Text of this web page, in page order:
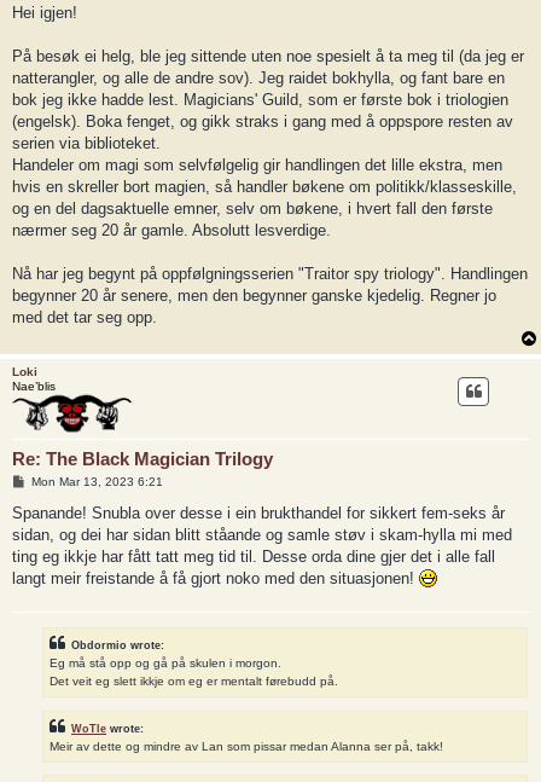
s
Hei igjen!
På besøk ei helg, ble jeg sittende uten noe spesielt å ta meg til (da jeg er
natterangler, og alle de andre sov). Jeg raidet bokhylla, og fant bare en
bok jeg ikke hadde lest. Magicians' Guild, som er første bok i triologien
(engelsk). Boka fenget, og gikk straks i gang med å oppspore resten av
serien via biblioteket.
Handeler om magi som selvfølgelig gir handlingen det lille ekstra, men
hvis en skreller bort magien, så handler bøkene om politikk/klasseskille,
og en del dagsaktuelle emner, selv om bøkene, i hvert fall den første
nærmer seg 20 år gamle. Absolutt lesverdige.
Nå har jeg begynt på oppfølgningsserien "Traitor spy triology". Handlingen
begynner 20 år senere, men den begynner ganske kjedelig. Regner jo
med det tar seg opp.
Loki
Nae’blis
Re: The Black Magician Trilogy
P
s
Mon Mar 13, 2023 6:21
Spanande! Snubla over desse i ein brukthandel for sikkert fem-seks år
sidan, og dei har sidan blitt ståande og samle støv i skam-hylla mi med
ting eg ikkje har fått tatt meg tid til. Desse orda dine gjer det i alle fall
langt meir freistande å få gjort noko med den situasjonen!
Obdormio wrote:
Eg må stå opp og gå på skulen i morgon.
Det veit eg slett ikkje om eg er mentalt førebudd på.
WoTle wrote:
Meir av dette og mindre av Lan som pissar medan Alanna ser på, takk!